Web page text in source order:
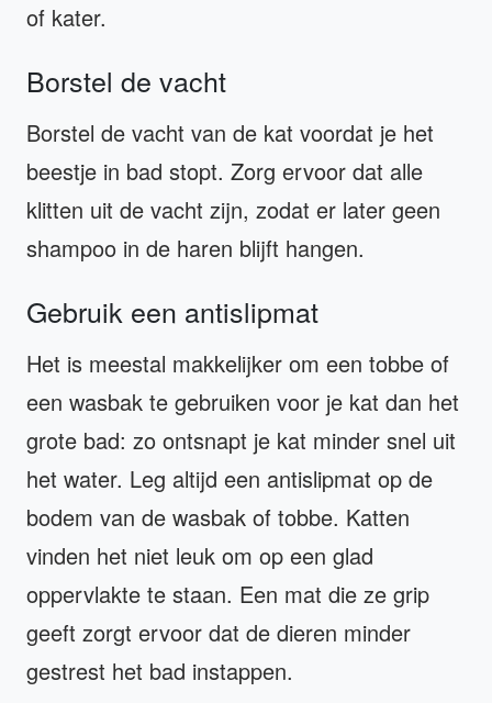
of kater.
Borstel de vacht
Borstel de vacht van de kat voordat je het
beestje in bad stopt. Zorg ervoor dat alle
klitten uit de vacht zijn, zodat er later geen
shampoo in de haren blijft hangen.
Gebruik een antislipmat
Het is meestal makkelijker om een tobbe of
een wasbak te gebruiken voor je kat dan het
grote bad: zo ontsnapt je kat minder snel uit
het water. Leg altijd een antislipmat op de
bodem van de wasbak of tobbe. Katten
vinden het niet leuk om op een glad
oppervlakte te staan. Een mat die ze grip
geeft zorgt ervoor dat de dieren minder
gestrest het bad instappen.